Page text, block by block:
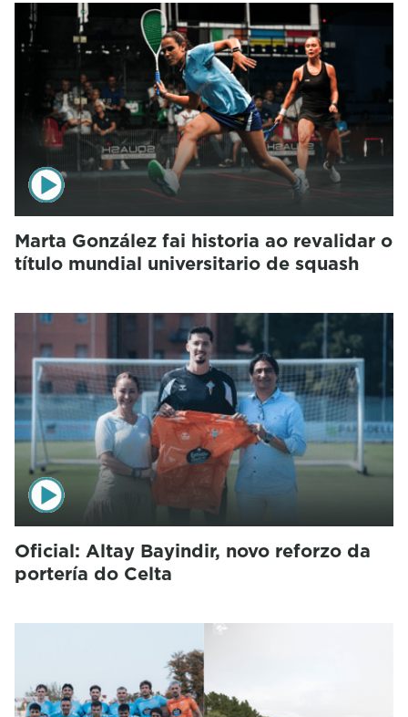
Marta González fai historia ao revalidar o
título mundial universitario de squash
Oficial: Altay Bayindir, novo reforzo da
portería do Celta